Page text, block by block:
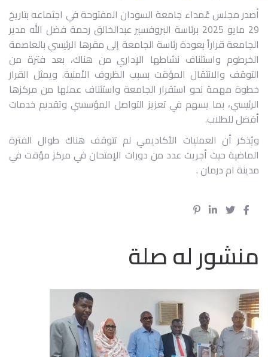
أصدر مجلس عًمداء جامعة السودان المفتوحة في اجتماعه بتاريخ
29 مايو 2025 برئاسة البروفسير عبدالخالق رح
مة فضل الله مدير
الجامعة قراراً بعودة رئاسة الجامعة إلى مقرها الرئيسي بالعاصمة
الخرطوم واستئناف نشاطها الإداري من هناك، بعد فترة من
التوقف والانتقال المؤقت بسبب الظروف الأمنية. ويمثل القرار
خطوة مهمة نحو استقرار الجامعة واستئناف عملها من مركزها
الرئيسي، بما يسهم في تعزيز التواصل المؤسسي وتقديم خدمات
أفضل للطلاب.
ويُذكر أن العمليات الأكاديمي لم تتوقف هناك طوال الفترة
الماضية حيث أجريت عدد من دورات الإمتحان في مركز مؤقت في
مدينة ام درمان .
منشور له صلة